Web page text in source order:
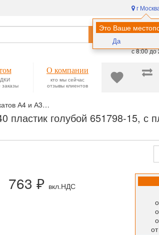
г
Это Ваше
Да
Помощь
выборе:
с 8:00 до
Найти
заказы
О компании
кто мы сейчас
отзывы клиентов
А4 и А3
голубой 651798-15, с
763 ₽ вкл.НДС